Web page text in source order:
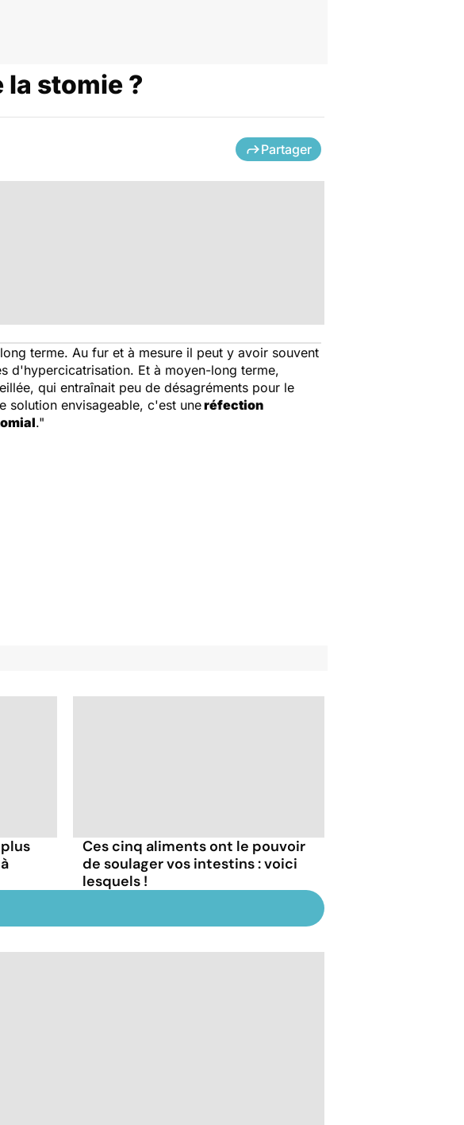
la stomie ?
Partager
terme. Au fur et à mesure il peut y avoir souvent
d'hypercicatrisation. Et à moyen-long terme,
qui entraînait peu de désagréments pour le
solution envisageable, c'est uneréfection
."
Ces cinq aliments ont le pouvoir
de soulager vos intestins : voici
lesquels !